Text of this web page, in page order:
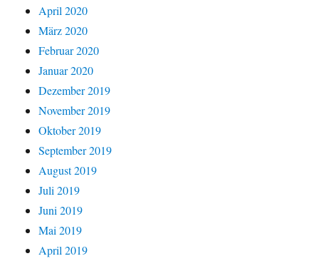
April 2020
März 2020
Februar 2020
Januar 2020
Dezember 2019
November 2019
Oktober 2019
September 2019
August 2019
Juli 2019
Juni 2019
Mai 2019
April 2019